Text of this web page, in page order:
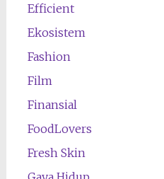
Efficient
Ekosistem
Fashion
Film
Finansial
FoodLovers
Fresh Skin